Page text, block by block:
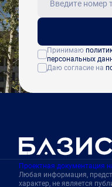
Принимаю
персональных
Даю согласие на
Проектная документация
Любая информация,
характер, не является